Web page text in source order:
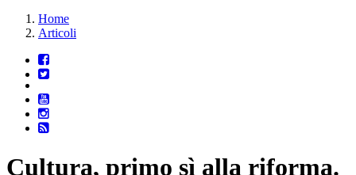
Home
Articoli
Cultura, primo sì alla riforma.